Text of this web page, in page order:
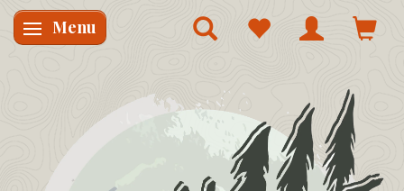
Skifte navigation
Menu